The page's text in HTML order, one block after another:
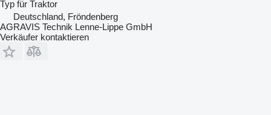
Typ für Traktor
Deutschland, Fröndenberg
AGRAVIS Technik Lenne-Lippe GmbH
Verkäufer kontaktieren